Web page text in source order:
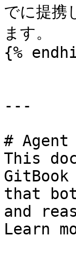
でに提携
ます。
{%
---
#
This
that
and
Learn